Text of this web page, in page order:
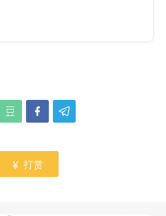
  
 打赏